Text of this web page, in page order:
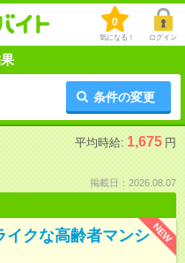
0
気になる！ ログイン
条件の変更
平均時給: 1,675 円
掲載日：2026.08.07
NEW
イクな高齢者マンシ